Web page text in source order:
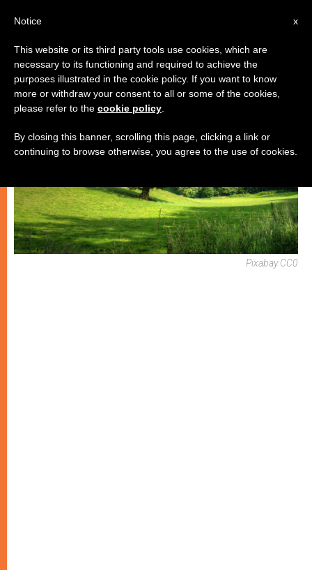
ARTE E CULTURA
Pixabay CC0
x
Notice
This website or its third party tools use cookies, which are
necessary to its functioning and required to achieve the
purposes illustrated in the cookie policy. If you want to know
more or withdraw your consent to all or some of the cookies,
please refer to the cookie policy
By closing this banner, scrolling this page, clicking a link or
continuing to browse otherwise, you agree to the use of cookies.